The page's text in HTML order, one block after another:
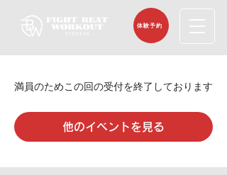
体験予約
満員のためこの回の受付を終了しております
他のイベントを見る